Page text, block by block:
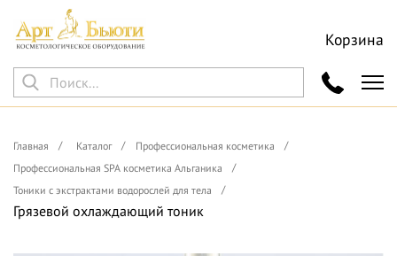
Корзина
Главная Каталог
Профессиональная косметика
Профессиональная SPA косметика Альганика
Тоники с экстрактами водорослей для тела
Грязевой охлаждающий тоник